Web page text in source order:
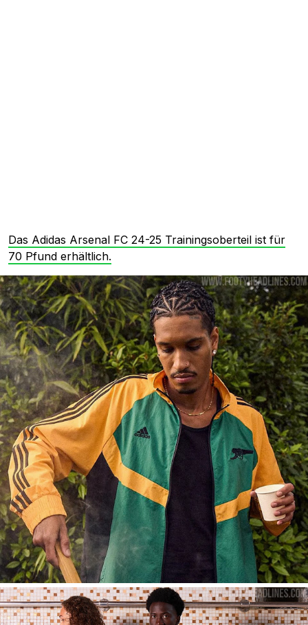
Das Adidas Arsenal FC 24-25 Trainingsoberteil ist für
70 Pfund erhältlich.